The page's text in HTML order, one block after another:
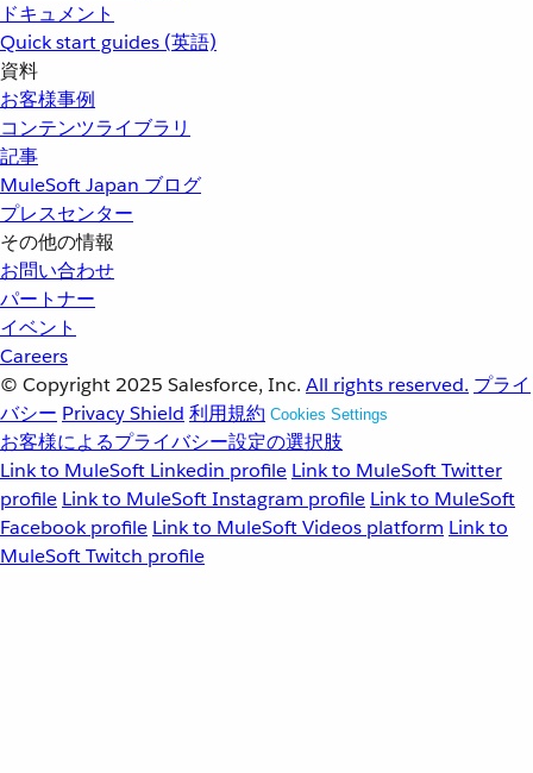
ドキュメント
Quick start guides (英語)
資料
お客様事例
コンテンツライブラリ
記事
MuleSoft Japan ブログ
プレスセンター
その他の情報
お問い合わせ
パートナー
イベント
Careers
© Copyright 2025 Salesforce, Inc. All rights reserved. プライ
バシー Privacy Shield 利用規約 Cookies Settings
お客様によるプライバシー設定の選択肢
Link to MuleSoft Linkedin profile Link to MuleSoft Twitter
profile Link to MuleSoft Instagram profile Link to MuleSoft
Facebook profile Link to MuleSoft Videos platform Link to
MuleSoft Twitch profile